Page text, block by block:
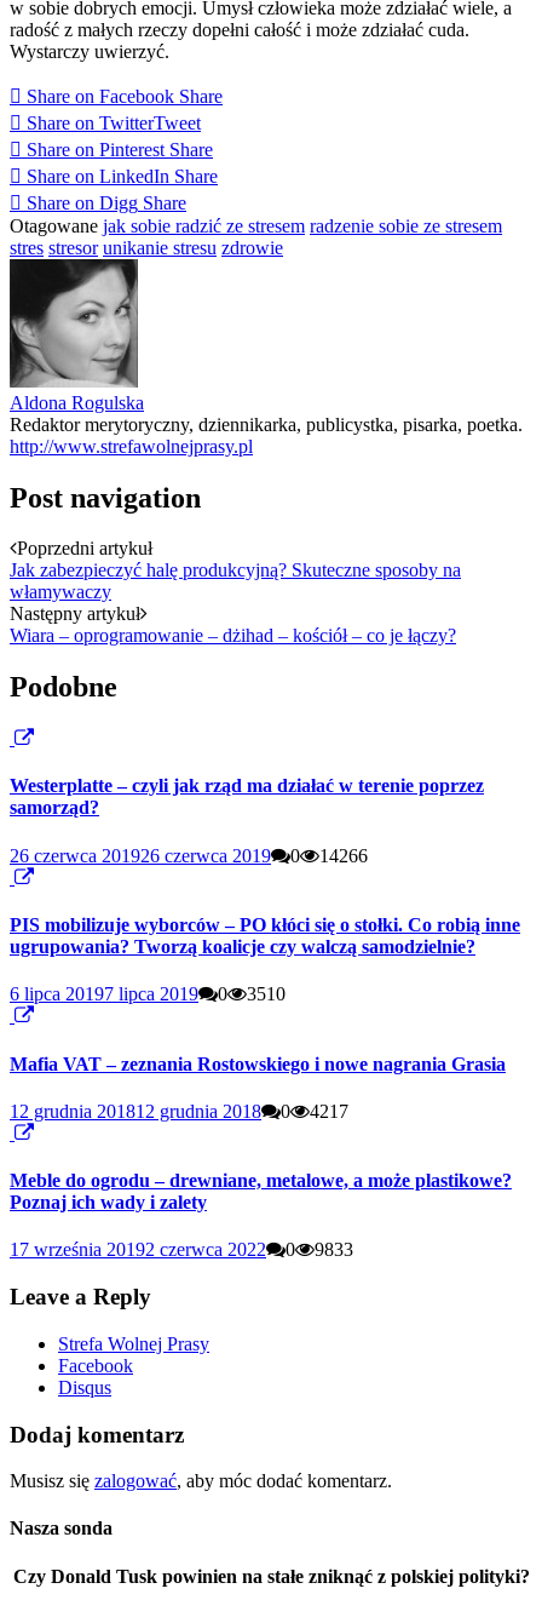
w sobie dobrych emocji. Umysł człowieka może zdziałać wiele, a
radość z małych rzeczy dopełni całość i może zdziałać cuda.
Wystarczy uwierzyć.
Share on Facebook Share
Share on TwitterTweet
Share on Pinterest Share
Share on LinkedIn Share
Share on Digg Share
Otagowane jak sobie radzić ze stresem radzenie sobie ze stresem
stres stresor unikanie stresu zdrowie
Aldona Rogulska
Redaktor merytoryczny, dziennikarka, publicystka, pisarka, poetka.
http://www.strefawolnejprasy.pl
Post navigation
Poprzedni artykuł
Jak zabezpieczyć halę produkcyjną? Skuteczne sposoby na
włamywaczy
Następny artykuł
Wiara – oprogramowanie – dżihad – kościół – co je łączy?
Podobne
Westerplatte – czyli jak rząd ma działać w terenie poprzez
samorząd?
26 czerwca 201926 czerwca 2019 0 14266
PIS mobilizuje wyborców – PO kłóci się o stołki. Co robią inne
ugrupowania? Tworzą koalicje czy walczą samodzielnie?
6 lipca 20197 lipca 2019 0 3510
Mafia VAT – zeznania Rostowskiego i nowe nagrania Grasia
12 grudnia 201812 grudnia 2018 0 4217
Meble do ogrodu – drewniane, metalowe, a może plastikowe?
Poznaj ich wady i zalety
17 września 20192 czerwca 2022 0 9833
Leave a Reply
Strefa Wolnej Prasy
Facebook
Disqus
Dodaj komentarz
Musisz się zalogować, aby móc dodać komentarz.
Nasza sonda
Czy Donald Tusk powinien na stałe zniknąć z polskiej polityki?